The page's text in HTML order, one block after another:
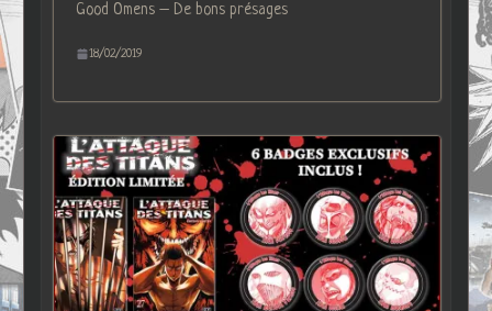
Good Omens – De bons présages
18/02/2019